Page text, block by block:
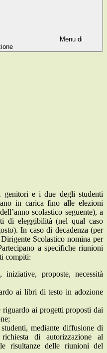
Menu di
genitori e i due degli studenti
in carica fino alle elezioni
scolastico seguente), a
di eleggibilità (nel qual caso
In caso di decadenza (per
Scolastico nomina per
a specifiche riunioni
compiti:
proposte, necessità
ai libri di testo in adozione
ai progetti proposti dai
mediante diffusione di
di autorizzazione al
risultanze delle riunioni del